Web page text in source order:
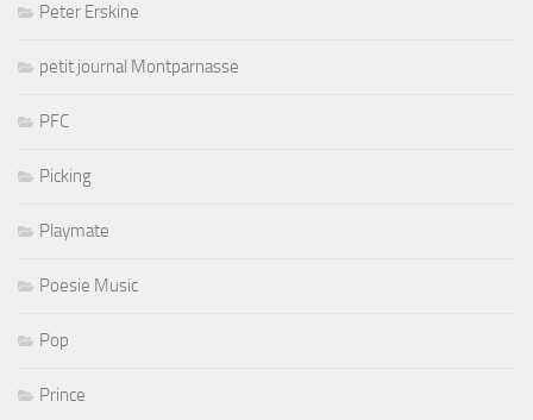
Peter Erskine
petit journal Montparnasse
PFC
Picking
Playmate
Poesie Music
Pop
Prince